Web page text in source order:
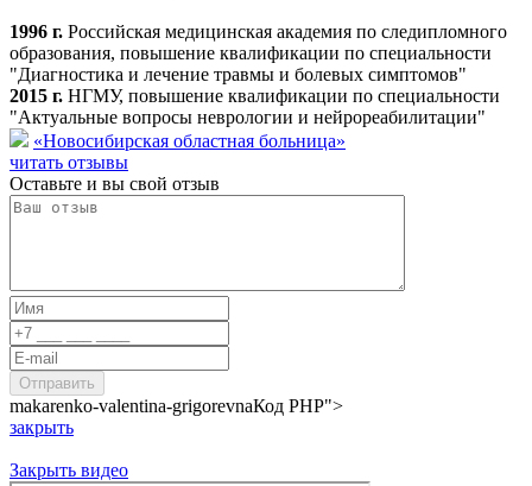
1996 г. Российская медицинская академия по следипломного
образования, повышение квалификации по специальности
"Диагностика и лечение травмы и болевых симптомов"
2015 г. НГМУ, повышение квалификации по специальности
"Актуальные вопросы неврологии и нейрореабилитации"
«Новосибирская областная больница»
читать отзывы
Оставьте и вы свой отзыв
makarenko-valentina-grigorevnaКод PHP">
закрыть
Закрыть видео